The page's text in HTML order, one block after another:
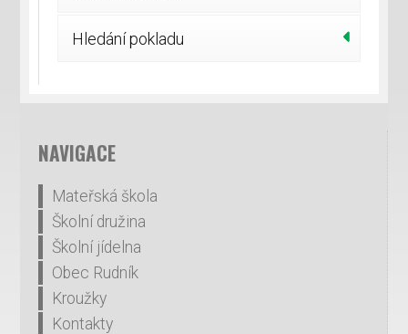
Hledání pokladu
NAVIGACE
Mateřská škola
Školní družina
Školní jídelna
Obec Rudník
Kroužky
Kontakty